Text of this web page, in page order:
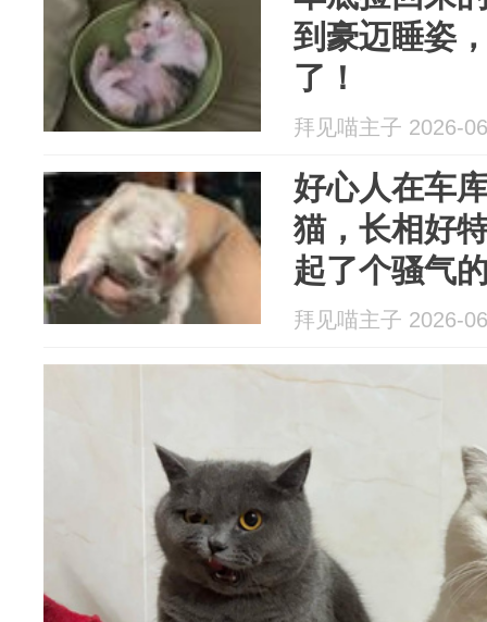
到豪迈睡姿
了！
拜见喵主子 2026-
好心人在车
猫，长相好
起了个骚气
哈
拜见喵主子 2026-